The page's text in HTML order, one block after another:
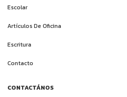
Escolar
Artículos De Oficina
Escritura
Contacto
CONTACTÁNOS